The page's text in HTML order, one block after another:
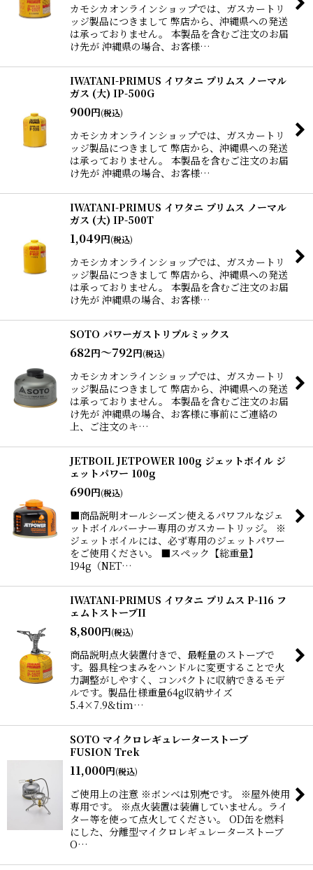
カモシカオンラインショップでは、ガスカートリ
ッジ製品につきまして 弊店から、沖縄県への発送
は承っておりません。 本製品を含むご注文のお届
け先が 沖縄県の場合、お客様…
IWATANI-PRIMUS イワタニ プリムス ノーマル
ガス (大) IP-500G
900円(税込)
カモシカオンラインショップでは、ガスカートリ
ッジ製品につきまして 弊店から、沖縄県への発送
は承っておりません。 本製品を含むご注文のお届
け先が 沖縄県の場合、お客様…
IWATANI-PRIMUS イワタニ プリムス ノーマル
ガス (大) IP-500T
1,049円(税込)
カモシカオンラインショップでは、ガスカートリ
ッジ製品につきまして 弊店から、沖縄県への発送
は承っておりません。 本製品を含むご注文のお届
け先が 沖縄県の場合、お客様…
SOTO パワーガストリプルミックス
682円～792円(税込)
カモシカオンラインショップでは、ガスカートリ
ッジ製品につきまして 弊店から、沖縄県への発送
は承っておりません。 本製品を含むご注文のお届
け先が 沖縄県の場合、お客様に事前にご連絡の
上、ご注文のキ…
JETBOIL JETPOWER 100g ジェットボイル ジ
ェットパワー 100g
690円(税込)
■商品説明オールシーズン使えるパワフルなジェ
ットボイルバーナー専用のガスカートリッジ。 ※
ジェットボイルには、必ず専用のジェットパワー
をご使用ください。 ■スペック【総重量】
194g（NET…
IWATANI-PRIMUS イワタニ プリムス P-116 フ
ェムトストーブII
8,800円(税込)
商品説明点火装置付きで、最軽量のストーブで
す。器具栓つまみをハンドルに変更することで火
力調整がしやすく、コンパクトに収納できるモデ
ルです。製品仕様重量64g収納サイズ
5.4×7.9&tim…
SOTO マイクロレギュレーターストーブ
FUSION Trek
11,000円(税込)
ご使用上の注意 ※ボンベは別売です。 ※屋外使用
専用です。 ※点火装置は装備していません。ライ
ター等を使って点火してください。 OD缶を燃料
にした、分離型マイクロレギュレーターストーブ
O…